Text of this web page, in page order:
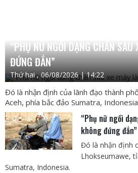
“PHỤ NỮ NGỒI DẠNG CHÂN SAU
ĐỨNG ĐẮN”
Thứ hai , 06/08/2026 | 14:22
Đó là nhận định của lãnh đạo thành
Aceh, phía bắc đảo Sumatra,
“Phụ nữ ngồi
không đứng đắn”
Đó là nhận định
Lhokseumawe,
Sumatra, Indonesia.